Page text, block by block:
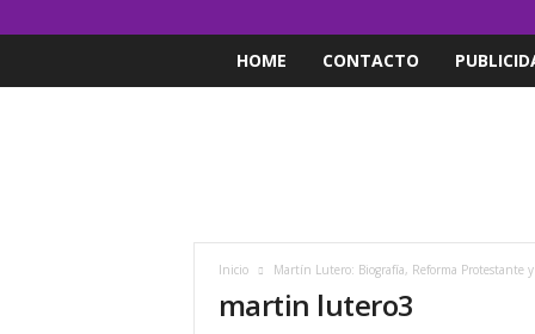
HOME CONTACTO
Inicio Martín Lutero: Biografía, Reforma Protestante
martin lutero3